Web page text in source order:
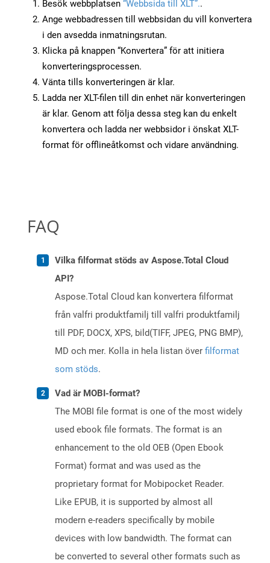
Besök webbplatsen “Webbsida till XLT”..
Ange webbadressen till webbsidan du vill konvertera
i den avsedda inmatningsrutan.
Klicka på knappen “Konvertera” för att initiera
konverteringsprocessen.
Vänta tills konverteringen är klar.
Ladda ner XLT-filen till din enhet när konverteringen
är klar. Genom att följa dessa steg kan du enkelt
konvertera och ladda ner webbsidor i önskat XLT-
format för offlineåtkomst och vidare användning.
FAQ
Vilka filformat stöds av Aspose.Total Cloud
API?
Aspose.Total Cloud kan konvertera filformat
från valfri produktfamilj till valfri produktfamilj
till PDF, DOCX, XPS, bild(TIFF, JPEG, PNG BMP),
MD och mer. Kolla in hela listan över filformat
som stöds.
Vad är MOBI-format?
The MOBI file format is one of the most widely
used ebook file formats. The format is an
enhancement to the old OEB (Open Ebook
Format) format and was used as the
proprietary format for Mobipocket Reader.
Like EPUB, it is supported by almost all
modern e-readers specifically by mobile
devices with low bandwidth. The format can
be converted to several other formats such as